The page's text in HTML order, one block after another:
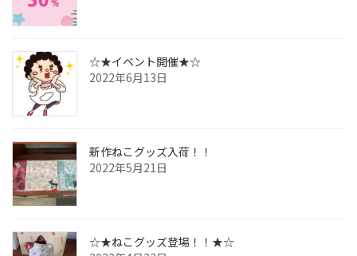
☆★イベント開催★☆
2022年6月13日
新作ねこグッズ入荷！！
2022年5月21日
☆★ねこグッズ登場！！★☆